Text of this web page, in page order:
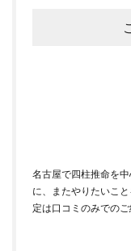
名古屋で四柱推命を
に、またやりたいこ
定は口コミのみでの